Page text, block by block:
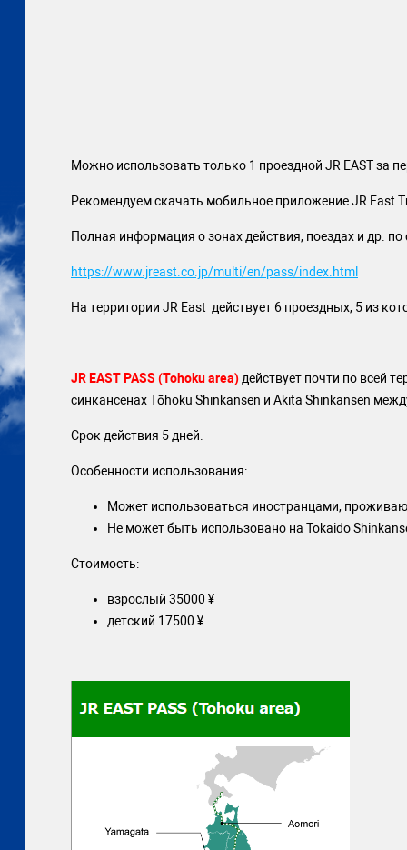
Можно использовать только 1 проездной JR EAST за
Рекомендуем скачать мобильное приложение JR East
Полная информация о зонах действия, поездах и др. по
https://www.jreast.co.jp/multi/en/pass/index.html
На территории JR East действует 6 проездных, 5 из
JR EAST PASS (Tohoku area)действует почти по всей
синкансенах Tōhoku Shinkansen и Akita Shinkansen
Срок действия 5 дней.
Особенности использования:
Может использоваться иностранцами,
Не может быть использовано на Tokaido
Стоимость:
взрослый 35000 ¥
детский 17500 ¥